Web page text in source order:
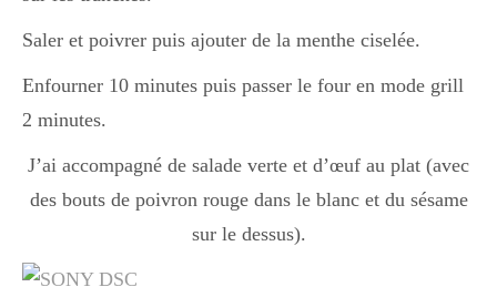
apéro
Halloween
Saler et poivrer puis ajouter de la menthe ciselée.
Enfourner 10 minutes puis passer le four en mode grill
2 minutes.
J’ai accompagné de salade verte et d’œuf au plat (avec
des bouts de poivron rouge dans le blanc et du sésame
sur le dessus).